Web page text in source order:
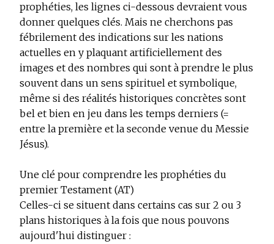
prophéties, les lignes ci-dessous devraient vous
donner quelques clés. Mais ne cherchons pas
fébrilement des indications sur les nations
actuelles en y plaquant artificiellement des
images et des nombres qui sont à prendre le plus
souvent dans un sens spirituel et symbolique,
même si des réalités historiques concrètes sont
bel et bien en jeu dans les temps derniers (=
entre la première et la seconde venue du Messie
Jésus).
Une clé pour comprendre les prophéties du
premier Testament (AT)
Celles-ci se situent dans certains cas sur 2 ou 3
plans historiques à la fois que nous pouvons
aujourd'hui distinguer :